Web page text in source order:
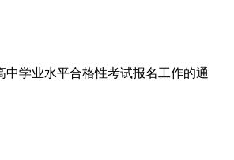
中学业水平合格性考试报名工作的通